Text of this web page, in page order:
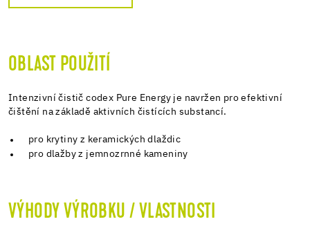
OBLAST POUŽITÍ
Intenzivní čistič codex Pure Energy je navržen pro efektivní
čištění na základě aktivních čistících substancí.
pro krytiny z keramických dlaždic
pro dlažby z jemnozrnné kameniny
VÝHODY VÝROBKU / VLASTNOSTI